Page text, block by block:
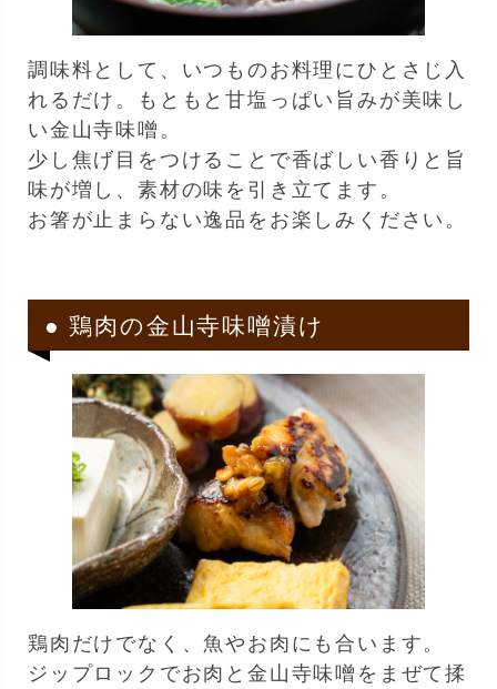
調味料として、いつものお料理にひとさじ入
れるだけ。もともと甘塩っぱい旨みが美味し
い金山寺味噌。
少し焦げ目をつけることで香ばしい香りと旨
味が増し、素材の味を引き立てます。
お箸が止まらない逸品をお楽しみください。
● 鶏肉の金山寺味噌漬け
鶏肉だけでなく、魚やお肉にも合います。
ジップロックでお肉と金山寺味噌をまぜて揉